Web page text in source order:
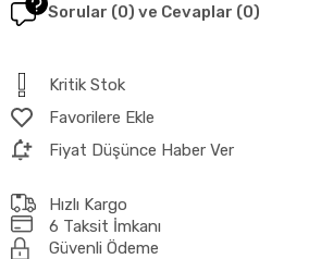
Sorular (0) ve Cevaplar (0)
Kritik Stok
Favorilere Ekle
Fiyat Düşünce Haber Ver
Hızlı Kargo
6 Taksit İmkanı
Güvenli Ödeme